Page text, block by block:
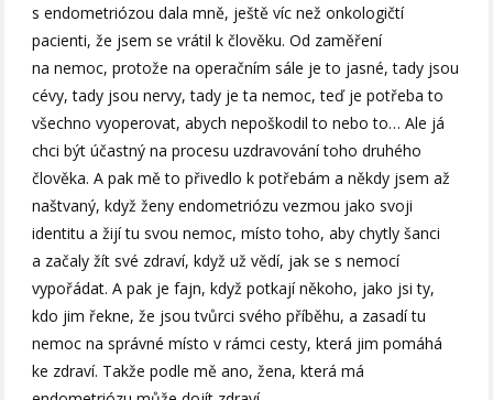
s endometriózou dala mně, ještě víc než onkologičtí
pacienti, že jsem se vrátil k člověku. Od zaměření
na nemoc, protože na operačním sále je to jasné, tady jsou
cévy, tady jsou nervy, tady je ta nemoc, teď je potřeba to
všechno vyoperovat, abych nepoškodil to nebo to… Ale já
chci být účastný na procesu uzdravování toho druhého
člověka. A pak mě to přivedlo k potřebám a někdy jsem až
naštvaný, když ženy endometriózu vezmou jako svoji
identitu a žijí tu svou nemoc, místo toho, aby chytly šanci
a začaly žít své zdraví, když už vědí, jak se s nemocí
vypořádat. A pak je fajn, když potkají někoho, jako jsi ty,
kdo jim řekne, že jsou tvůrci svého příběhu, a zasadí tu
nemoc na správné místo v rámci cesty, která jim pomáhá
ke zdraví. Takže podle mě ano, žena, která má